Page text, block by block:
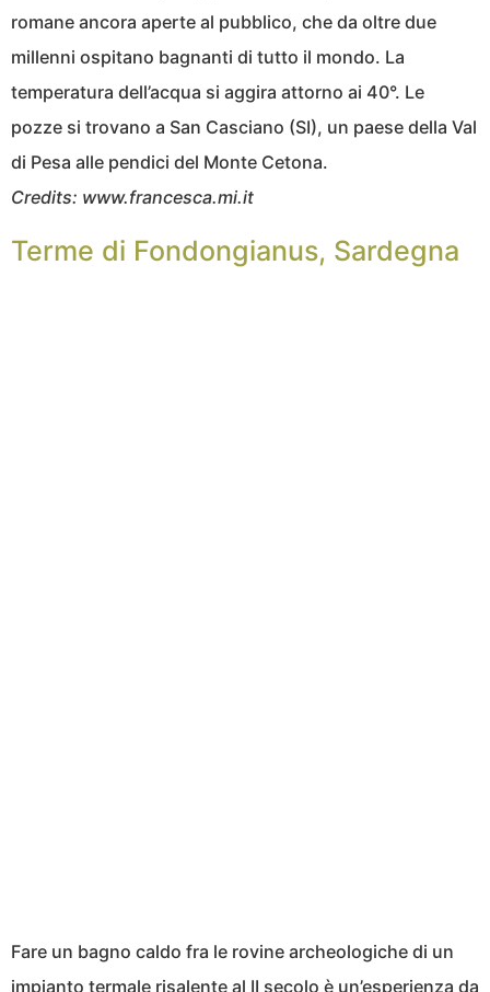
romane ancora aperte al pubblico, che da oltre due
millenni ospitano bagnanti di tutto il mondo. La
temperatura dell’acqua si aggira attorno ai 40°. Le
pozze si trovano a San Casciano (SI), un paese della Val
di Pesa alle pendici del Monte Cetona.
Credits: www.francesca.mi.it
Terme di Fondongianus, Sardegna
Fare un bagno caldo fra le rovine archeologiche di un
impianto termale risalente al II secolo è un’esperienza da